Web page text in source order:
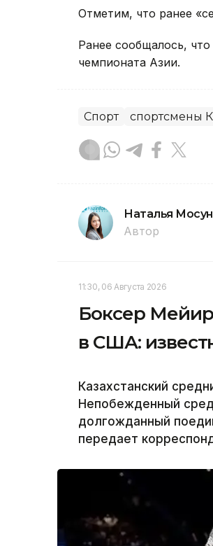
Отметим, что ранее
Ранее сообщалось,
чемпионата Азии.
Спорт спортсмены
Наталья
Автор
11:30, 06 Августа 2026
Боксер
в США:
Казахстанский
Непобежденный
долгожданный
передает